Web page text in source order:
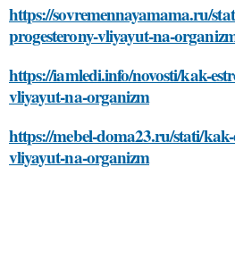
https://sovremennayamama.ru/
progesterony-vliyayut-na-
https://iamledi.info/novosti/kak-
vliyayut-na-organizm
https://mebel-doma23.ru/stati/
vliyayut-na-organizm